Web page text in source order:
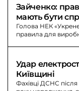
Зайченко:
мають бути
Голова НЕК
правила для
Удар
Київщині
Фахівці ДСНС